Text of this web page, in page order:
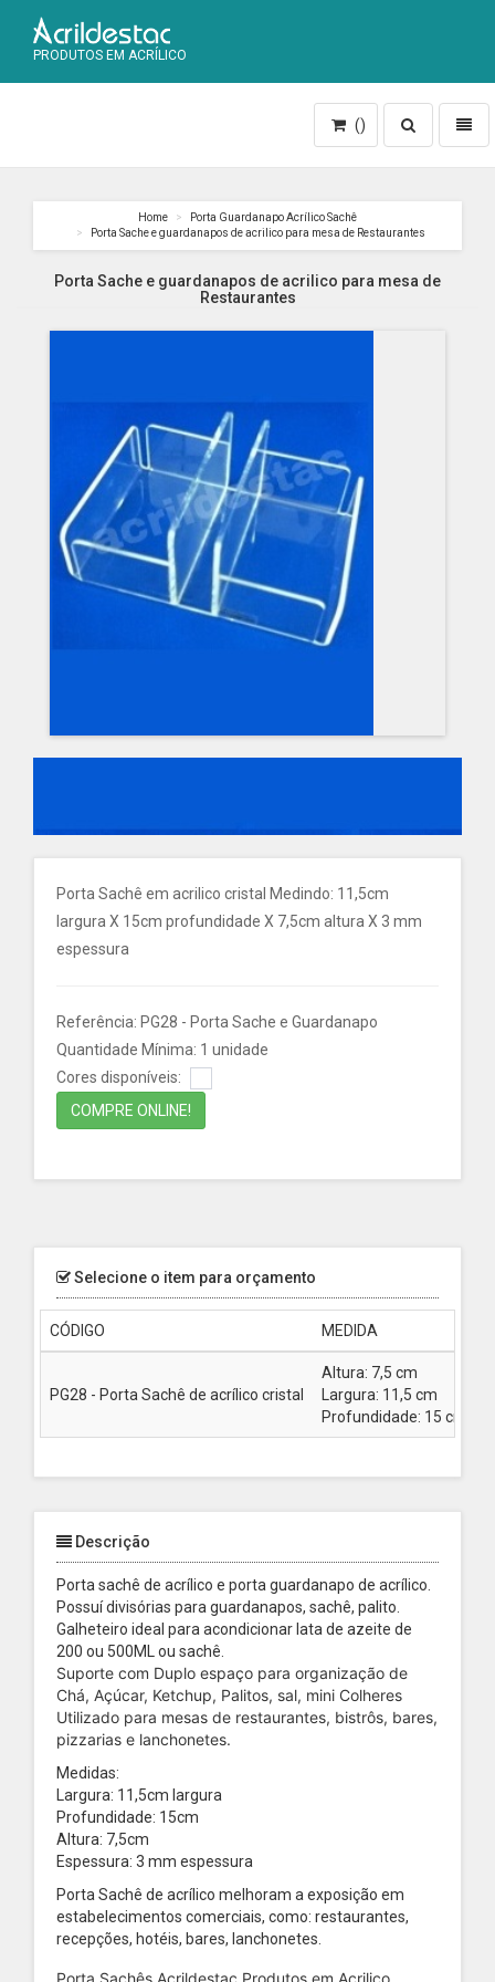
PRODUTOS EM ACRÍLICO
Toggle
search
()
Home
Porta Guardanapo Acrílico Sachê
Porta Sache e guardanapos de acrilico para mesa de Restaurantes
Porta Sache e guardanapos de acrilico para mesa de
Restaurantes
Porta Sachê em acrilico cristal Medindo: 11,5cm
largura X 15cm profundidade X 7,5cm altura X 3 mm
espessura
Referência: PG28 - Porta Sache e Guardanapo
Quantidade Mínima: 1 unidade
Cores disponíveis:
COMPRE ONLINE!
Selecione o item para orçamento
CÓDIGO MEDIDA
PG28 - Porta Sachê de acrílico cristal
Altura: 7,5 cm
Largura: 11,5 cm
Profundidade: 15 cm
Descrição
Porta sachê de acrílico e porta guardanapo de acrílico.
Possuí divisórias para guardanapos, sachê, palito.
Galheteiro ideal para acondicionar lata de azeite de
200 ou 500ML ou sachê.
Suporte com Duplo espaço para organização de
Chá, Açúcar, Ketchup, Palitos, sal, mini Colheres
Utilizado para mesas de restaurantes, bistrôs, bares,
pizzarias e lanchonetes.
Medidas:
Largura: 11,5cm largura
Profundidade: 15cm
Altura: 7,5cm
Espessura: 3 mm espessura
Porta Sachê de acrílico melhoram a exposição em
estabelecimentos comerciais, como: restaurantes,
recepções, hotéis, bares, lanchonetes.
Porta Sachês Acrildestac Produtos em Acrilico